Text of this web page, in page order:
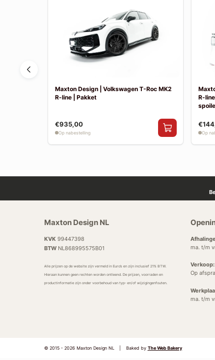
Maxton Design | Volkswagen T-Roc MK2
R-line | Pakket
€935,00
Op nabestelling
R-
Op
Maxton Design NL
KVK 99447398
BTWNL868995575B01
Alle prijzen op de website zijn vermeld in Euro’s en zijn inclusief 21% BTW.
Hieraan kunnen geen rechten worden ontleend. De prijzen, voorraden en
productinformatie zijn onder voorbehoud van typ- en/of wijzigingenfouten.
ma. t/m
Verkoop:
Op
ma. t/m
© 2015 - 2026 Maxton Design NL Baked by The Web Bakery